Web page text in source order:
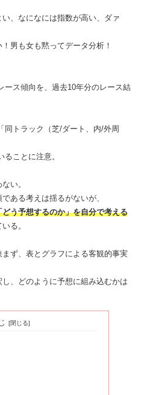
、なになには指数が高い、ダァ
男も女も黙ってデータ分析！
ース傾向を、過去10年分のレース結
同トラック（芝/ダート、内/外周
ことに注意。
い。
ある考えは揺るがないが、
う予想するのか」を自分で考える
る。
ず、表とグラフによる客観的事実
、どのように予想に組み込むかは